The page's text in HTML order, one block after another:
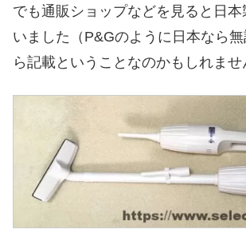
でも通販ショップなどを見ると日
いました（P&Gのように日本なら
ら記載ということなのかもしれませ